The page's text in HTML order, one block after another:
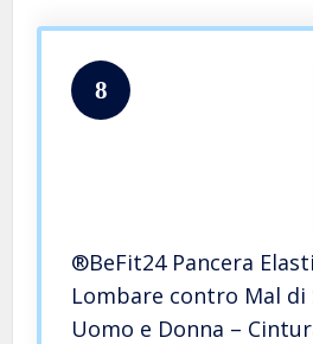
8
®BeFit24 Pancera
Lombare contro Mal di
Uomo e Donna –